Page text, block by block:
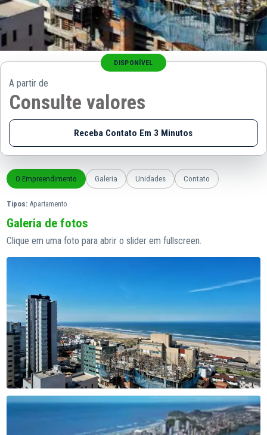
DISPONÍVEL
A partir de
Consulte valores
Receba Contato Em 3 Minutos
O Empreendimento Galeria Unidades Contato
Tipos: Apartamento
Galeria de fotos
Clique em uma foto para abrir o slider em fullscreen.